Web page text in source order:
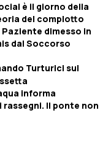
è il giorno della
del complotto
dimesso in
dal Soccorso
Turturici sul
informa
rassegni. Il ponte non